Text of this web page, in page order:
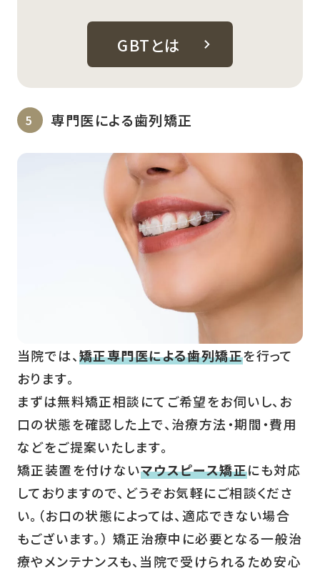
GBTとは
専門医による歯列矯正
当院では、矯正専門医による歯列矯正を行って
おります。
まずは無料矯正相談にてご希望をお伺いし、お
口の状態を確認した上で、治療方法・期間・費用
などをご提案いたします。
矯正装置を付けないマウスピース矯正にも対応
しておりますので、どうぞお気軽にご相談くださ
い。（お口の状態によっては、適応できない場合
もございます。） 矯正治療中に必要となる一般治
療やメンテナンスも、当院で受けられるため安心